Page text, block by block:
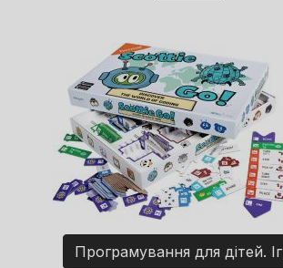
Програмування для дітей.